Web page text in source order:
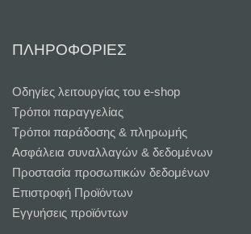
ΠΛΗΡΟΦΟΡΙΕΣ
Oδηγίες λειτουργίας του e-shop
Τρόποι παραγγελίας
Τρόποι παράδοσης & πληρωμής
Ασφάλεια συναλλαγών & δεδομένων
Προστασία προσωπικών δεδομένων
Επιστροφή Προϊόντων
Εγγυήσεις προϊόντων